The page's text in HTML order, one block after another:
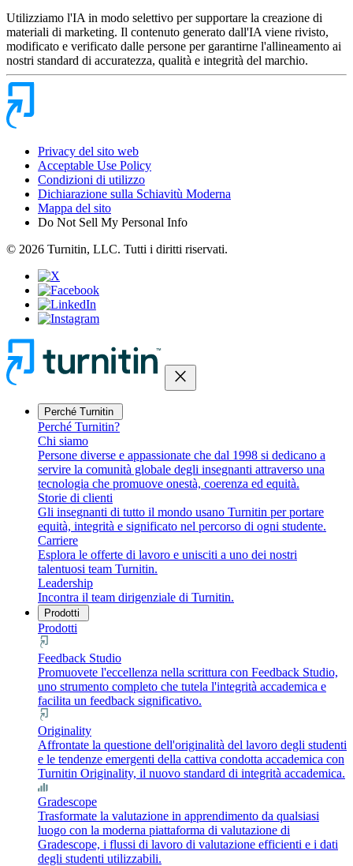
Utilizziamo l'IA in modo selettivo per supportare la creazione di
materiali di marketing. Il contenuto generato dall'IA viene rivisto,
modificato e verificato dalle persone per garantirne l'allineamento ai
nostri standard di accuratezza, qualità e integrità del marchio.
Privacy del sito web
Acceptable Use Policy
Condizioni di utilizzo
Dichiarazione sulla Schiavitù Moderna
Mappa del sito
Do Not Sell My Personal Info
© 2026 Turnitin, LLC. Tutti i diritti riservati.
close
Perché Turnitin
Perché Turnitin?
Chi siamo
Persone diverse e appassionate che dal 1998 si dedicano a
servire la comunità globale degli insegnanti attraverso una
tecnologia che promuove onestà, coerenza ed equità.
Storie di clienti
Gli insegnanti di tutto il mondo usano Turnitin per portare
equità, integrità e significato nel percorso di ogni studente.
Carriere
Esplora le offerte di lavoro e unisciti a uno dei nostri
talentuosi team Turnitin.
Leadership
Incontra il team dirigenziale di Turnitin.
Prodotti
Prodotti
Feedback Studio
Promuovete l'eccellenza nella scrittura con Feedback Studio,
uno strumento completo che tutela l'integrità accademica e
facilita un feedback significativo.
Originality
Affrontate la questione dell'originalità del lavoro degli studenti
e le tendenze emergenti della cattiva condotta accademica con
Turnitin Originality, il nuovo standard di integrità accademica.
Gradescope
Trasformate la valutazione in apprendimento da qualsiasi
luogo con la moderna piattaforma di valutazione di
Gradescope, i flussi di lavoro di valutazione efficienti e i dati
degli studenti utilizzabili.